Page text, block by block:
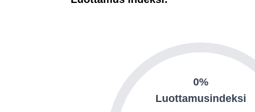
0%
Luottamusindeksi